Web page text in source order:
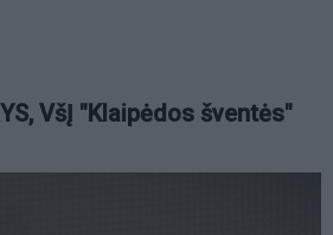
VšĮ "Klaipėdos šventės"